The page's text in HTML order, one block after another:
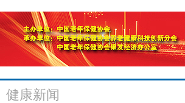
健康新闻